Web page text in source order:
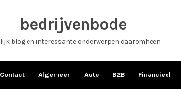
bedrijvenbode
blog en interessante onderwerpen daaromheen
Contact Algemeen Auto B2B Financieel